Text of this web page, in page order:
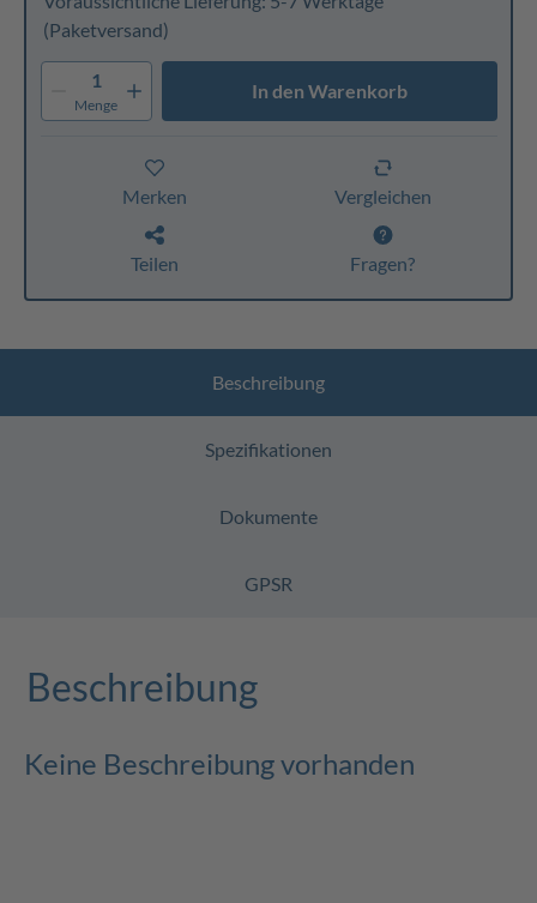
(Paketversand)
1
Menge
In den Warenkorb
Merken Vergleichen
Teilen Fragen?
Beschreibung
Spezifikationen
Dokumente
GPSR
Beschreibung
Keine Beschreibung vorhanden